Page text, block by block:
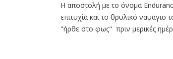
Η αποστολή με το όνομα
επιτυχία και το θρυλικό ναυάγιο
"ήρθε στο φως" πριν μερικές